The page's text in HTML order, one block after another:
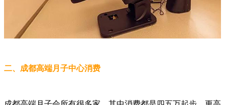
二、成都高端月子中心消费